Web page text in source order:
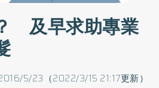
及早求助專業
5/23（2022/3/15 21:17更新）